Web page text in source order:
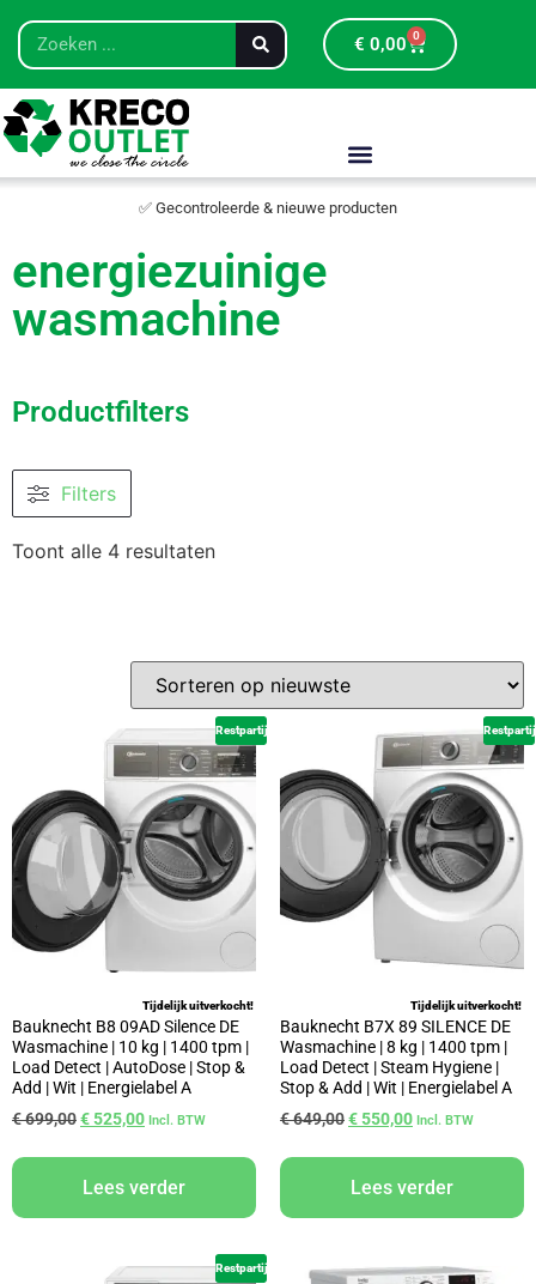
€ 0,00 0
✅ Gecontroleerde & nieuwe producten
energiezuinige
wasmachine
Productfilters
Filters
Toont alle 4 resultaten
Restpartij
Tijdelijk uitverkocht!
Bauknecht B8 09AD Silence DE
Wasmachine | 10 kg | 1400 tpm |
Load Detect | AutoDose | Stop &
Add | Wit | Energielabel A
€699,00€525,00 Incl. BTW
Lees verder
Restpartij
Tijdelijk uitverkocht!
Bauknecht B7X 89 SILENCE DE
Wasmachine | 8 kg | 1400 tpm |
Load Detect | Steam Hygiene |
Stop & Add | Wit | Energielabel A
€649,00€550,00 Incl. BTW
Lees verder
Restpartij